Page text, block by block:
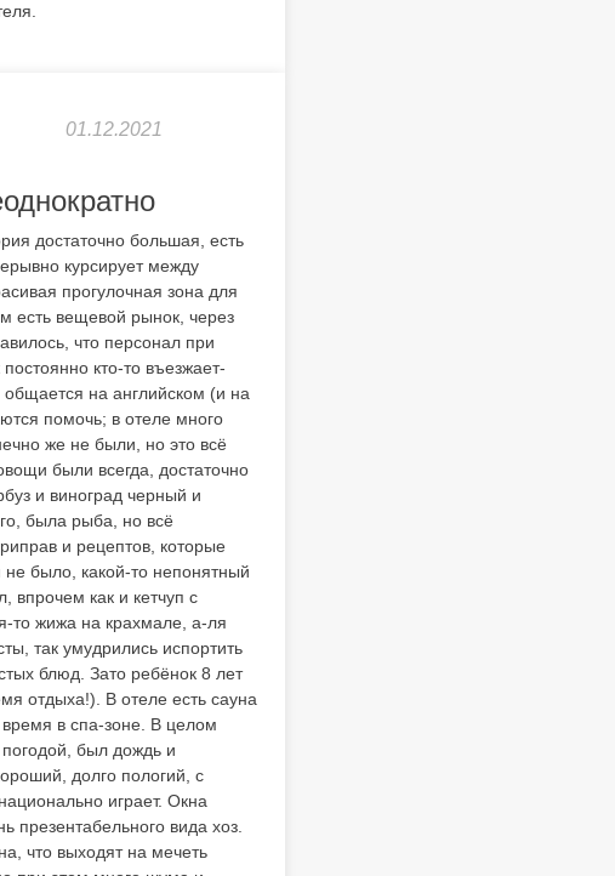
01.12.2021
достаточно большая, есть
курсирует между
прогулочная зона для
есть вещевой рынок, через
что персонал при
кто-то въезжает-
на английском (и на
помочь; в отеле много
же не были, но это всё
были всегда, достаточно
и виноград черный и
была рыба, но всё
и рецептов, которые
было, какой-то непонятный
впрочем как и кетчуп с
то жижа на крахмале, а-ля
так умудрились испортить
блюд. Зато ребёнок 8 лет
отдыха!). В отеле есть сауна
в спа-зоне. В целом
был дождь и
долго пологий, с
играет. Окна
вида хоз.
что выходят на мечеть